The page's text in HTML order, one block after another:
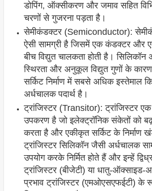
डोपिंग, ऑक्सीकरण और जमाव सहित
चरणों से गुजरना पड़ता है।
सेमीकंडक्टर (Semiconductor):
ऐसी सामग्री है जिसमें एक कंडक्टर और
बीच विद्युत चालकता होती है। सिलिकॉन
स्थिरता और अनुकूल विद्युत गुणों के
सर्किट निर्माण में सबसे अधिक इस्तेमाल
अर्धचालक पदार्थ है।
ट्रांजिस्टर (Transitor): ट्रांजिस्टर
उपकरण है जो इलेक्ट्रॉनिक संकेतों को
करता है और एकीकृत सर्किट के निर्माण
ट्रांजिस्टर सिलिकॉन जैसी अर्धचालक
उपयोग करके निर्मित होते हैं और इन्हें
ट्रांजिस्टर (बीजेटी) या धातु-ऑक्साइड-
प्रभाव ट्रांजिस्टर (एमओएसएफईटी) के